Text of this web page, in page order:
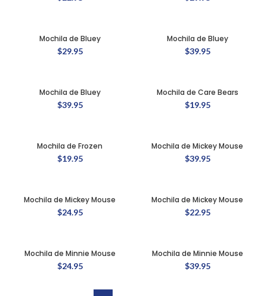
Mochila de Bluey
$29.95
Mochila de Bluey
$39.95
Mochila de Bluey
$39.95
Mochila de Care Bears
$19.95
Mochila de Frozen
$19.95
Mochila de Mickey Mouse
$39.95
Mochila de Mickey Mouse
$24.95
Mochila de Mickey Mouse
$22.95
Mochila de Minnie Mouse
$24.95
Mochila de Minnie Mouse
$39.95